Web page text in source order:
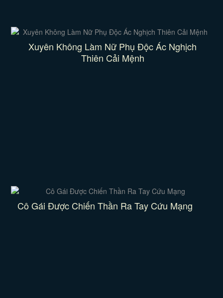
Xuyên Không Làm Nữ Phụ Độc Ác Nghịch
Thiên Cải Mệnh
Cô Gái Được Chiến Thần Ra Tay Cứu Mạng